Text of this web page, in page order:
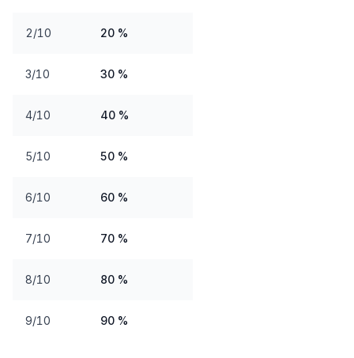
2/10 20 %
3/10 30 %
4/10 40 %
5/10 50 %
6/10 60 %
7/10 70 %
8/10 80 %
9/10 90 %